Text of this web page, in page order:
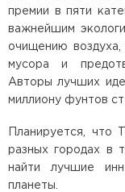
премии в пяти
важнейшим
очищению воздуха,
мусора и
Авторы лучших
миллиону фунтов
Планируется, что
разных городах в
найти лучшие
планеты.